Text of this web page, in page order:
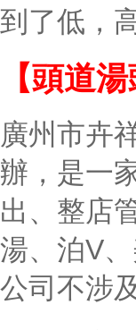
到了低，
【頭道
廣州市卉
辦，是一
出、整店
湯、泊V
公司不涉